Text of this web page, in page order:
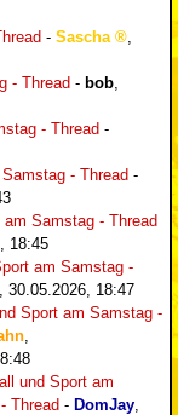
- Sascha
- Thread - bob
- Thread -
- Thread -
Samstag - Thread
18:45
am Samstag -
30.05.2026, 18:47
Sport am Samstag -
und Sport am
Thread - DomJay